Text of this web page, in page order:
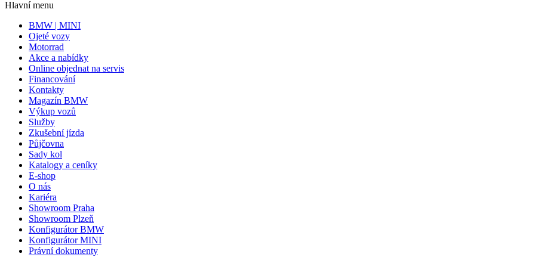
Hlavní menu
BMW | MINI
Ojeté vozy
Motorrad
Akce a nabídky
Online objednat na servis
Financování
Kontakty
Magazín BMW
Výkup vozů
Služby
Zkušební jízda
Půjčovna
Sady kol
Katalogy a ceníky
E-shop
O nás
Kariéra
Showroom Praha
Showroom Plzeň
Konfigurátor BMW
Konfigurátor MINI
Právní dokumenty